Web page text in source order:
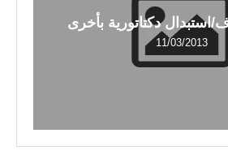
استبدال دكتاتورية بأخرى
11/03/2013